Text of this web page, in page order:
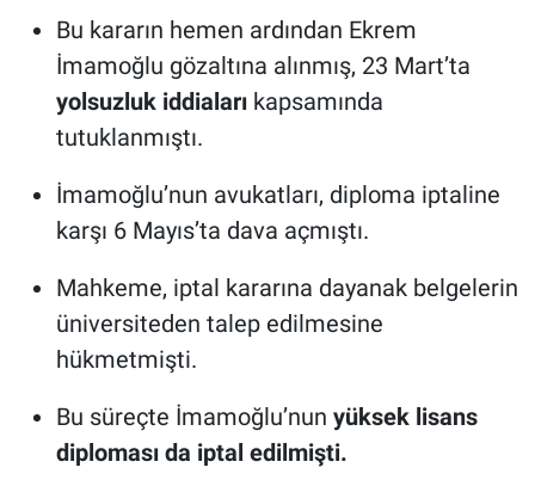
Bu kararın hemen ardından Ekrem
İmamoğlu gözaltına alınmış, 23 Mart’ta
yolsuzluk iddialarıkapsamında
tutuklanmıştı.
İmamoğlu’nun avukatları, diploma iptaline
karşı 6 Mayıs’ta dava açmıştı.
Mahkeme, iptal kararına dayanak belgelerin
üniversiteden talep edilmesine
hükmetmişti.
Bu süreçte İmamoğlu’nun yüksek lisans
diploması da iptal edilmişti.